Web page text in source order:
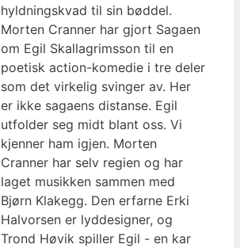
hyldningskvad til sin bøddel.
Morten Cranner har gjort Sagaen
om Egil Skallagrimsson til en
poetisk action-komedie i tre deler
som det virkelig svinger av. Her
er ikke sagaens distanse. Egil
utfolder seg midt blant oss. Vi
kjenner ham igjen. Morten
Cranner har selv regien og har
laget musikken sammen med
Bjørn Klakegg. Den erfarne Erki
Halvorsen er lyddesigner, og
Trond Høvik spiller Egil - en kar